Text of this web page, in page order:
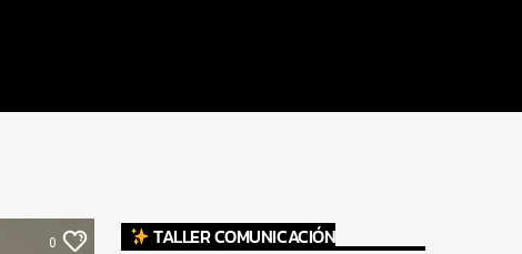
0
TALLER COMUNICACIÓN